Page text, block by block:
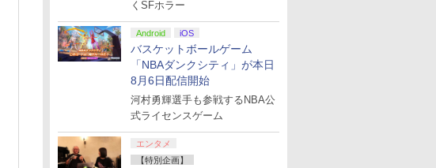
くSFホラー
Android iOS
バスケットボールゲーム
「NBAダンクシティ」が本日
8月6日配信開始
河村勇輝選手も参戦するNBA公
式ライセンスゲーム
エンタメ
【特別企画】